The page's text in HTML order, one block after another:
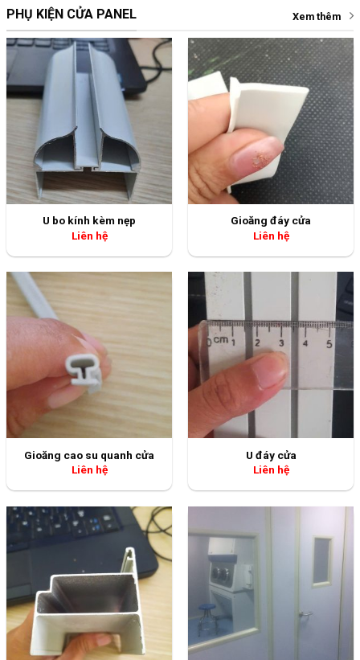
PHỤ KIỆN CỬA PANEL Xem thêm
U bo kính kèm nẹp
Liên hệ
Gioăng đáy cửa
Liên hệ
Gioăng cao su quanh cửa
Liên hệ
U đáy cửa
Liên hệ